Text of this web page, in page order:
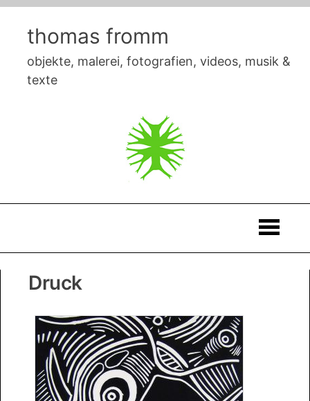
Skip
contentthomas fromm
objekte, malerei, fotografien, videos, musik &
texte
Fromm
Druck